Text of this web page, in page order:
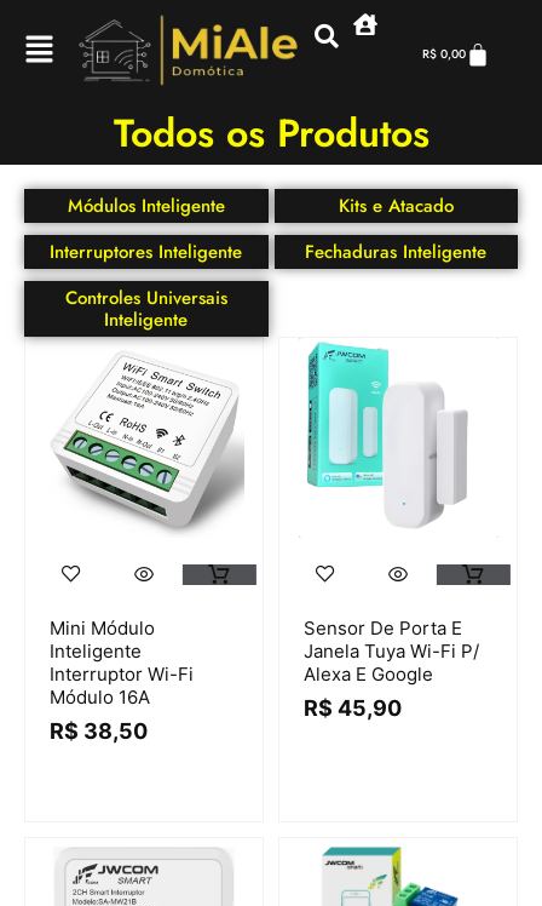
R$ 0,00
Todos os Produtos
Módulos Inteligente
Kits e Atacado
Interruptores Inteligente
Fechaduras Inteligente
Controles Universais
Inteligente
Mini Módulo
Inteligente
Interruptor Wi-Fi
Módulo 16A
R$ 38,50
Sensor De Porta E
Janela Tuya Wi-Fi P/
Alexa E Google
R$ 45,90